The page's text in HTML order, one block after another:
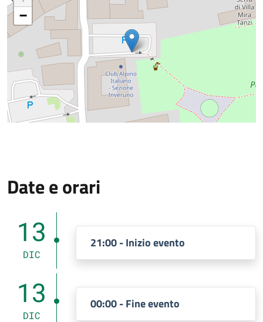
−
Date e orari
13
DIC
21:00 - Inizio evento
13
DIC
00:00 - Fine evento